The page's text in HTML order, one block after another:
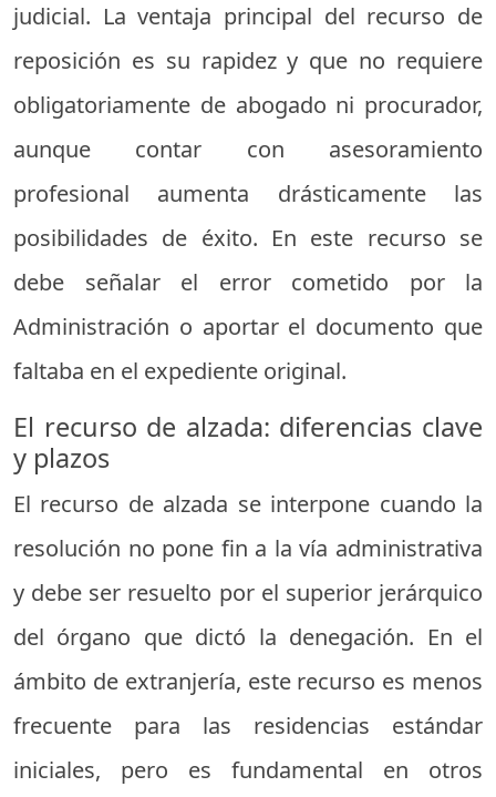
judicial. La ventaja principal del recurso de
reposición es su rapidez y que no requiere
obligatoriamente de abogado ni procurador,
aunque contar con asesoramiento
profesional aumenta drásticamente las
posibilidades de éxito. En este recurso se
debe señalar el error cometido por la
Administración o aportar el documento que
faltaba en el expediente original.
El recurso de alzada: diferencias clave
y plazos
El recurso de alzada se interpone cuando la
resolución no pone fin a la vía administrativa
y debe ser resuelto por el superior jerárquico
del órgano que dictó la denegación. En el
ámbito de extranjería, este recurso es menos
frecuente para las residencias estándar
iniciales, pero es fundamental en otros